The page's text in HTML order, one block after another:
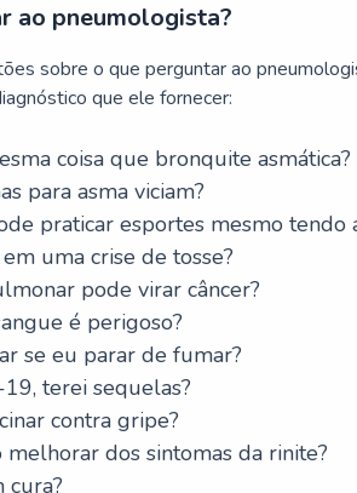
ao pneumologista?
sobre o que perguntar ao
que ele fornecer:
coisa que bronquite asmática?
para asma viciam?
praticar esportes mesmo tendo
uma crise de tosse?
pode virar câncer?
é perigoso?
se eu parar de fumar?
terei sequelas?
contra gripe?
melhorar dos sintomas da rinite?
cura?